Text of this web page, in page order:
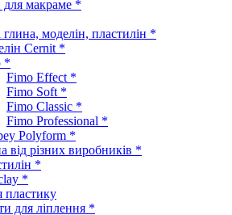
для макраме *
моделін, пластилін *
Cernit *
*
Fimo Effect *
Fimo Soft *
Fimo Classic *
Fimo Professional *
Polyform *
від різних виробників *
*
*
для ліплення *